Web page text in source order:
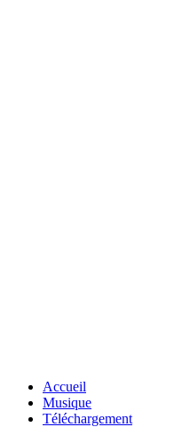
Accueil
Musique
Téléchargement